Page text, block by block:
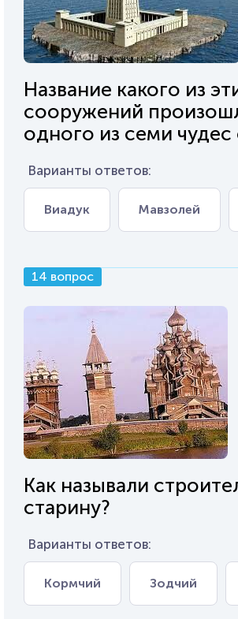
Название какого из
сооружений
одного из семи чудес
Варианты ответов:
Виадук Мавзолей
14 вопрос
Как называли
старину?
Варианты ответов:
Кормчий Зодчий